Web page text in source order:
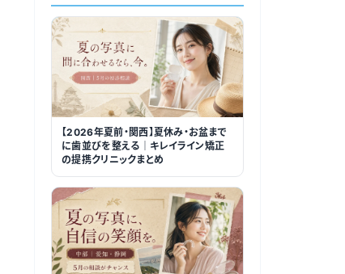
【2026年夏前・関西】夏休み・お盆まで
に歯並びを整える｜キレイライン矯正
の提携クリニックまとめ